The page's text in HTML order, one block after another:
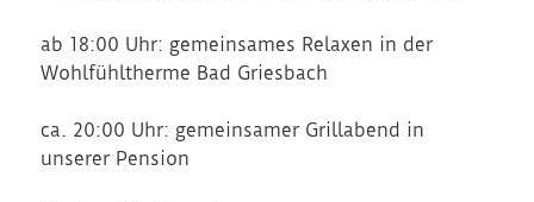
ab 18:00 Uhr: gemeinsames Relaxen in der
Wohlfühltherme Bad Griesbach
ca. 20:00 Uhr: gemeinsamer Grillabend in
unserer Pension